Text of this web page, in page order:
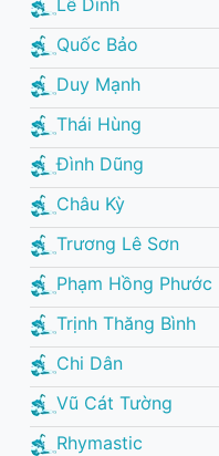
Lê Dinh
Quốc Bảo
Duy Mạnh
Thái Hùng
Đình Dũng
Châu Kỳ
Trương Lê Sơn
Phạm Hồng Phước
Trịnh Thăng Bình
Chi Dân
Vũ Cát Tường
Rhymastic